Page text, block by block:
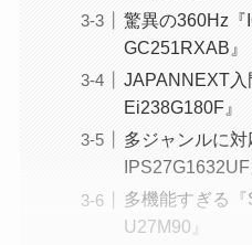
驚異の360Hz『
GC251RXAB』
JAPANNEXT
Ei238G180F』
多ジャンルに
IPS27G1632UF
多機能すぎる
U27M90』